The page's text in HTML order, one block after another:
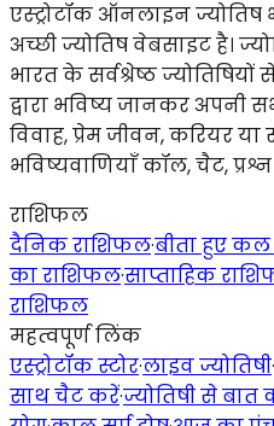
एस्ट्रोटॉक ऑनलाइन
अच्छी ज्योतिष वेबसाइट है।
भारत के सर्वश्रेष्ठ
द्वारा भविष्य जानकर अपनी
विवाह, प्रेम जीवन, करियर या
भविष्यवाणियाँ कॉल, चैट, प्रश्न
राशिफल
दैनिक राशिफल·बीता हुए
का राशिफल·साप्ताहिक
राशिफल
महत्वपूर्ण लिंक
एस्ट्रोटॉक स्टोर·लाइव ज्योतिषी·
साथ चैट करें·ज्योतिषी से बात